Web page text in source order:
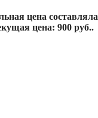
цена составляла
цена: 900 руб..